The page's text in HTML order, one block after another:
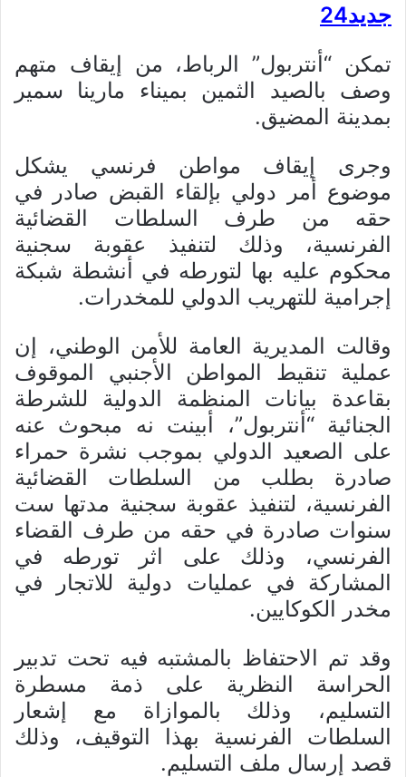
جديد24
تمكن “أنتربول” الرباط، من إيقاف متهم
وصف بالصيد الثمين بميناء مارينا سمير
بمدينة المضيق.
وجرى إيقاف مواطن فرنسي يشكل
موضوع أمر دولي بإلقاء القبض صادر في
حقه من طرف السلطات القضائية
الفرنسية، وذلك لتنفيذ عقوبة سجنية
محكوم عليه بها لتورطه في أنشطة شبكة
إجرامية للتهريب الدولي للمخدرات.
وقالت المديرية العامة للأمن الوطني، إن
عملية تنقيط المواطن الأجنبي الموقوف
بقاعدة بيانات المنظمة الدولية للشرطة
الجنائية “أنتربول”، أبينت نه مبحوث عنه
على الصعيد الدولي بموجب نشرة حمراء
صادرة بطلب من السلطات القضائية
الفرنسية، لتنفيذ عقوبة سجنية مدتها ست
سنوات صادرة في حقه من طرف القضاء
الفرنسي، وذلك على اثر تورطه في
المشاركة في عمليات دولية للاتجار في
مخدر الكوكايين.
وقد تم الاحتفاظ بالمشتبه فيه تحت تدبير
الحراسة النظرية على ذمة مسطرة
التسليم، وذلك بالموازاة مع إشعار
السلطات الفرنسية بهذا التوقيف، وذلك
قصد إرسال ملف التسليم.